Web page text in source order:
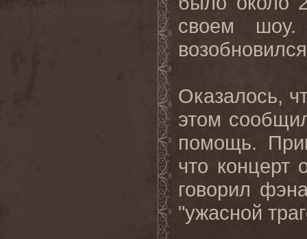
своем
возобновился
Оказалось,
этом
помощь.
что концерт
говорил
"ужасной